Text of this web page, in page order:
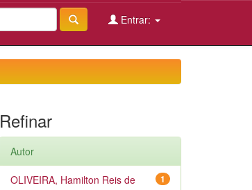
Entrar:
Refinar
Autor
1
OLIVEIRA, Hamilton Reis de